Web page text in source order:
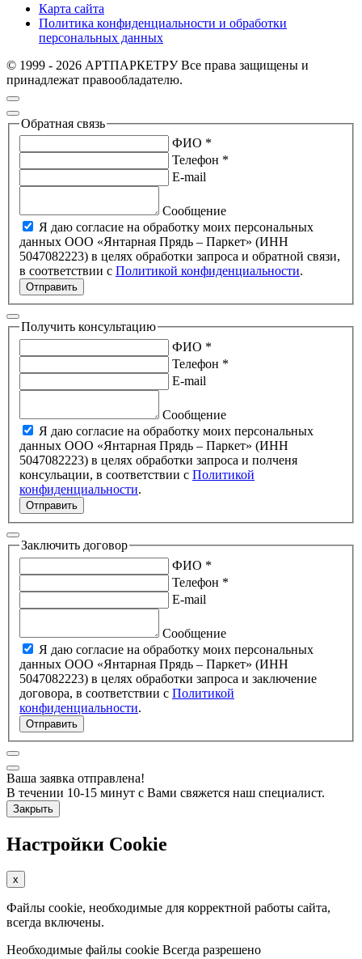
Карта сайта
Политика конфиденциальности и обработки
персональных данных
© 1999 - 2026 АРТПАРКЕТРУ Все права защищены и
принадлежат правообладателю.
Обратная связь
ФИО *
Телефон *
E-mail
Сообщение
Я даю согласие на обработку моих персональных
данных ООО «Янтарная Прядь – Паркет» (ИНН
5047082223) в целях обработки запроса и обратной связи,
в соответствии с Политикой конфиденциальности.
Отправить
Получить консультацию
ФИО *
Телефон *
E-mail
Сообщение
Я даю согласие на обработку моих персональных
данных ООО «Янтарная Прядь – Паркет» (ИНН
5047082223) в целях обработки запроса и полченя
консульации, в соответствии с Политикой
конфиденциальности.
Отправить
Заключить договор
ФИО *
Телефон *
E-mail
Сообщение
Я даю согласие на обработку моих персональных
данных ООО «Янтарная Прядь – Паркет» (ИНН
5047082223) в целях обработки запроса и заключение
договора, в соответствии с Политикой
конфиденциальности.
Отправить
Ваша заявка отправлена!
В течении 10-15 минут с Вами свяжется наш специалист.
Закрыть
Настройки Cookie
x
Файлы cookie, необходимые для корректной работы сайта,
всегда включены.
Необходимые файлы cookie Всегда разрешено